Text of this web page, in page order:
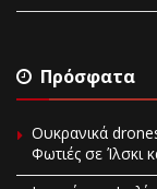
Πρόσφατα
Ουκρανικά
Φωτιές σε Ίλσκι